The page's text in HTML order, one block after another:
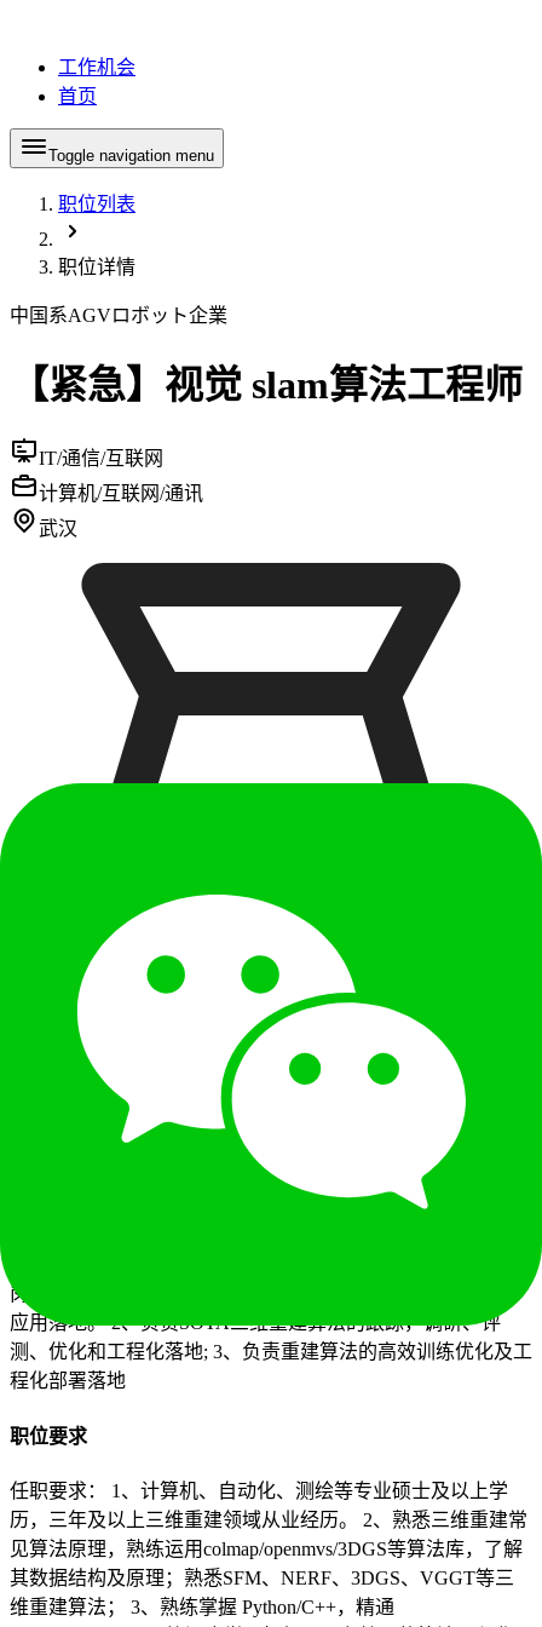
工作机会
首页
Toggle navigation menu
职位列表
职位详情
中国系AGVロボット企業
【紧急】视觉 slam算法工程师
IT/通信/互联网
计算机/互联网/通讯
武汉
岗位职责： 1、负责基于3DGS/VGGT等三维重建算法研发与
应⽤落地。 2、负责SOTA三维重建算法的跟踪，调研、评
测、优化和⼯程化落地; 3、负责重建算法的⾼效训练优化及⼯
程化部署落地
职位要求
任职要求： 1、计算机、⾃动化、测绘等专业硕⼠及以上学
历，三年及以上三维重建领域从业经历。 2、熟悉三维重建常
⻅算法原理，熟练运⽤colmap/openmvs/3DGS等算法库，了解
其数据结构及原理；熟悉SFM、NERF、3DGS、VGGT等三
维重建算法； 3、熟练掌握 Python/C++，精通